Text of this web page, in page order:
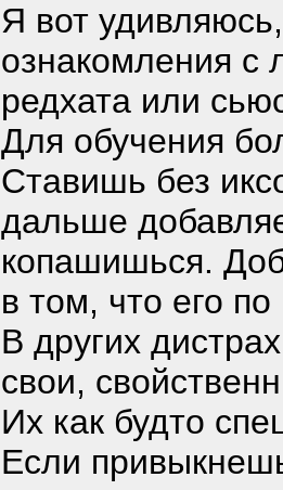
Я вот
ознакомления с
редхата или
Для обучения
Ставишь без
дальше
копашишься.
в том, что его
В других
свои,
Их как будто
Если